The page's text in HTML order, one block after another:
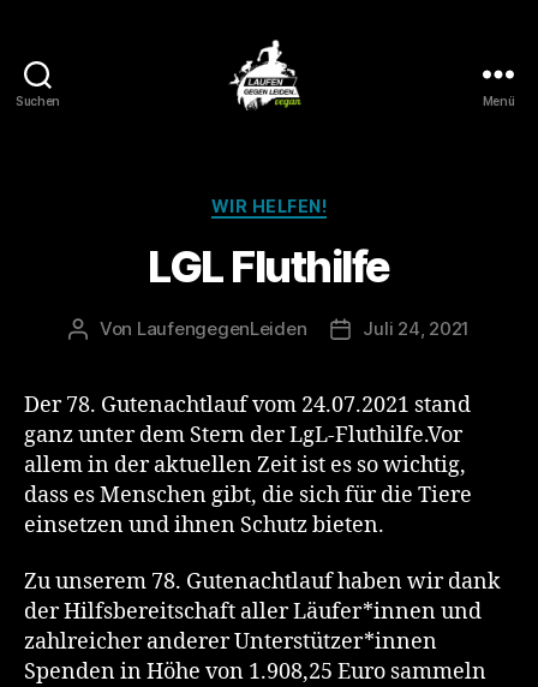
Suchen Menü
Kategorien
WIR HELFEN!
LGL Fluthilfe
Beitragsautor
Von LaufengegenLeiden Juli 24, 2021
Der 78. Gutenachtlauf vom 24.07.2021 stand
ganz unter dem Stern der LgL-Fluthilfe.Vor
allem in der aktuellen Zeit ist es so wichtig,
dass es Menschen gibt, die sich für die Tiere
einsetzen und ihnen Schutz bieten.
Zu unserem 78. Gutenachtlauf haben wir dank
der Hilfsbereitschaft aller Läufer*innen und
zahlreicher anderer Unterstützer*innen
Spenden in Höhe von 1.908,25 Euro sammeln